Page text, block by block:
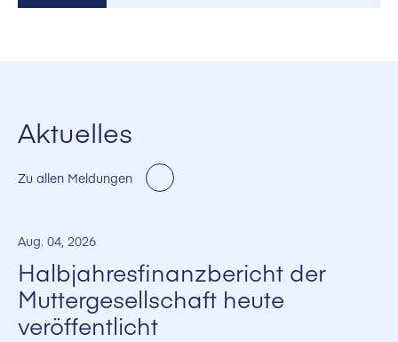
Aktuelles
Zu allen Meldungen
Aug. 04, 2026
Halbjahresfinanzbericht der
Muttergesellschaft heute
veröffentlicht